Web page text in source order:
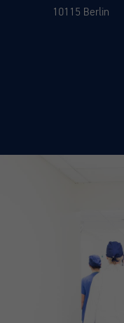
10115 Berlin